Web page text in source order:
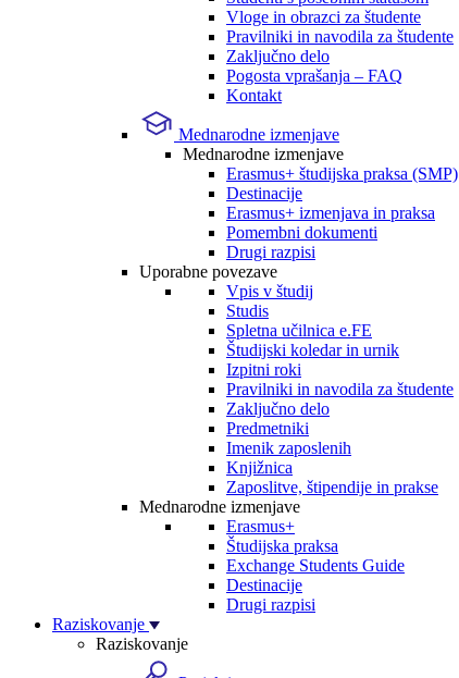
Vloge in obrazci za študente
Pravilniki in navodila za študente
Zaključno delo
Pogosta vprašanja – FAQ
Kontakt
Mednarodne izmenjave
Mednarodne izmenjave
Erasmus+ študijska praksa (SMP)
Destinacije
Erasmus+ izmenjava in praksa
Pomembni dokumenti
Drugi razpisi
Uporabne povezave
Vpis v študij
Studis
Spletna učilnica e.FE
Študijski koledar in urnik
Izpitni roki
Pravilniki in navodila za študente
Zaključno delo
Predmetniki
Imenik zaposlenih
Knjižnica
Zaposlitve, štipendije in prakse
Mednarodne izmenjave
Erasmus+
Študijska praksa
Exchange Students Guide
Destinacije
Drugi razpisi
Raziskovanje
Raziskovanje